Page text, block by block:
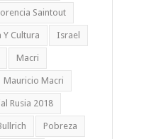
Saintout
Cultura Israel
Macri
Mauricio Macri
Rusia 2018
Pobreza